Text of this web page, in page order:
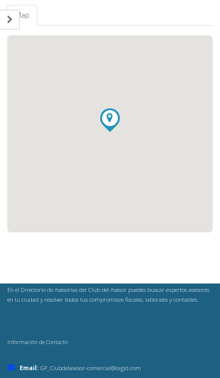
Map
En el Directorio de Asesorías del Club del Asesor puedes buscar expertos asesores
en tu ciudad y resolver todos tus compromisos fiscales, laborales y contables.
Información de Contacto
Email: GP_Clubdelasesor-comercial@cegid.com